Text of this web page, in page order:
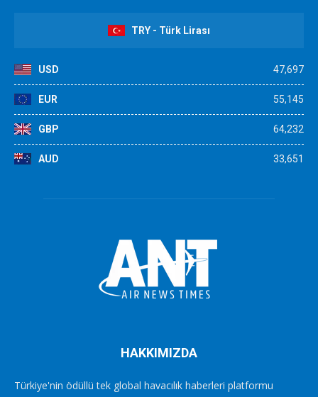
TRY - Türk Lirası
USD 47,697
EUR 55,145
GBP 64,232
AUD 33,651
HAKKIMIZDA
Türkiye'nin ödüllü tek global havacılık haberleri platformu